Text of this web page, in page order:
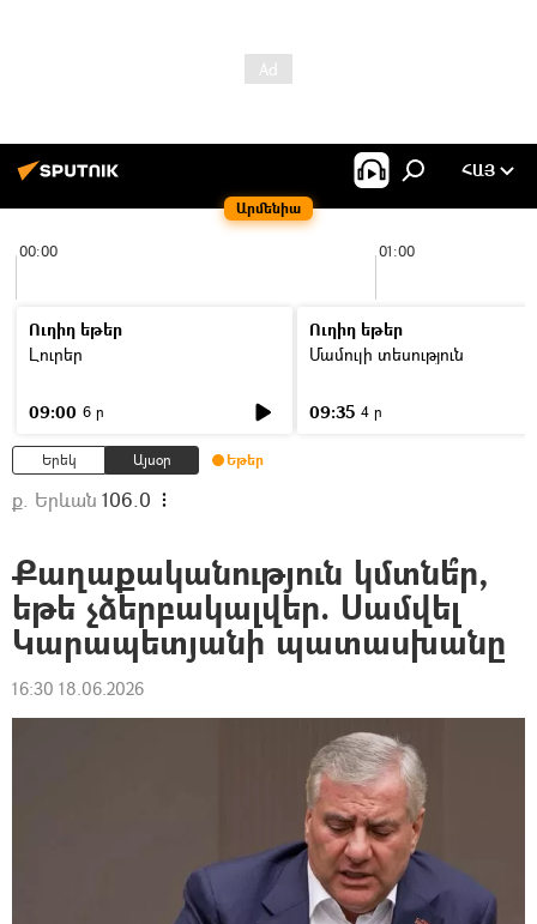
Արմենիա
ՀԱՅ
00:00 01:00
Ուղիղ եթեր
Լուրեր
09:00 6 ր
Ուղիղ եթեր
Մամուլի տեսություն
09:35 4 ր
Երեկ Այսօր Եթեր
ք. Երևան 106.0
Քաղաքականություն կմտնե՞ր,
եթե չձերբակալվեր. Սամվել
Կարապետյանի պատասխանը
16:30 18.06.2026